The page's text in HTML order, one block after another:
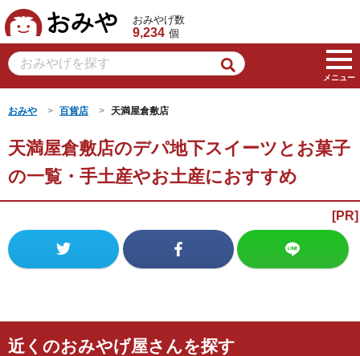
おみや
おみやげ数
9,234 個
メニュー
おみや 百貨店 天満屋倉敷店
天満屋倉敷店のデパ地下スイーツとお菓子
の一覧・手土産やお土産におすすめ
近くのおみやげ屋さんを探す